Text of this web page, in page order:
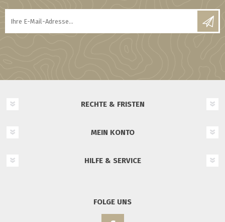
RECHTE & FRISTEN
MEIN KONTO
HILFE & SERVICE
FOLGE UNS